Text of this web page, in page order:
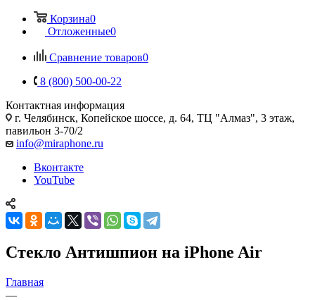
Корзина0
Отложенные0
Сравнение товаров0
8 (800) 500-00-22
Контактная информация
г. Челябинск, Копейское шоссе, д. 64, ТЦ "Алмаз", 3 этаж,
павильон 3-70/2
info@miraphone.ru
Вконтакте
YouTube
Стекло Антишпион на iPhone Air
Главная
—